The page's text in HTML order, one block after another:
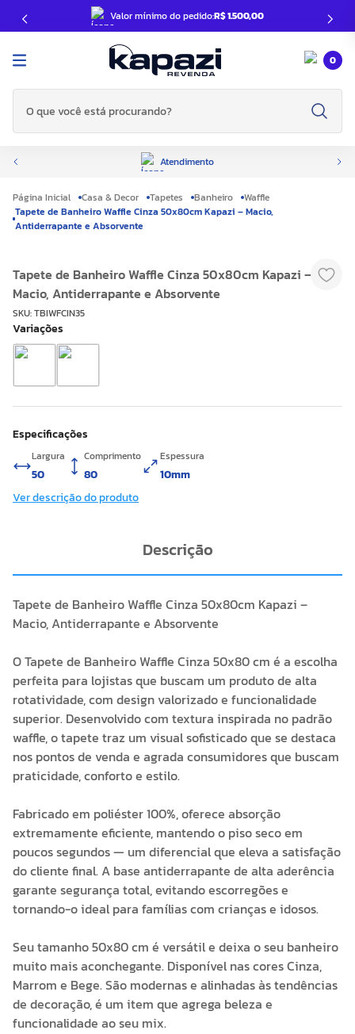
Valor mínimo do pedido:R$ 1.500,00
0
O que você está procurando?
Atendimento
Casa & Decor Tapetes Banheiro
Waffle
Tapete de Banheiro Waffle Cinza 50x80cm Kapazi – Macio,
Antiderrapante e Absorvente
Tapete de Banheiro Waffle Cinza 50x80cm Kapazi –
Macio, Antiderrapante e Absorvente
SKU:TBIWFCIN35
Especificações
Largura
50
Comprimento
80
Espessura
10mm
Ver descrição do produto
Descrição
Tapete de Banheiro Waffle Cinza 50x80cm Kapazi –
Macio, Antiderrapante e Absorvente
O Tapete de Banheiro Waffle Cinza 50x80 cm é a escolha
perfeita para lojistas que buscam um produto de alta
rotatividade, com design valorizado e funcionalidade
superior. Desenvolvido com textura inspirada no padrão
waffle, o tapete traz um visual sofisticado que se destaca
nos pontos de venda e agrada consumidores que buscam
praticidade, conforto e estilo.
Fabricado em poliéster 100%, oferece absorção
extremamente eficiente, mantendo o piso seco em
poucos segundos — um diferencial que eleva a satisfação
do cliente final. A base antiderrapante de alta aderência
garante segurança total, evitando escorregões e
tornando-o ideal para famílias com crianças e idosos.
Seu tamanho 50x80 cm é versátil e deixa o seu banheiro
muito mais aconchegante. Disponível nas cores Cinza,
Marrom e Bege. São modernas e alinhadas às tendências
de decoração, é um item que agrega beleza e
funcionalidade ao seu mix.